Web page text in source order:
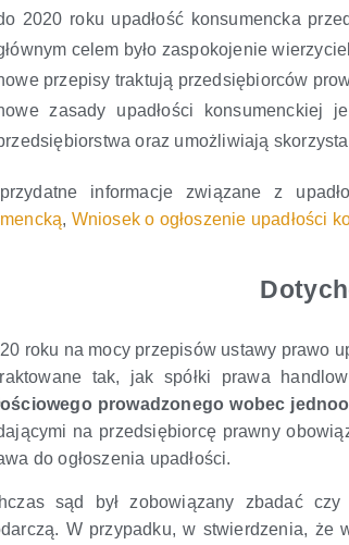
2020 roku upadłość konsumencka
celem było zaspokojenie
przepisy traktują przedsiębiorców
zasady upadłości konsumenckiej
oraz umożliwiają
informacje związane z
, Wniosek o ogłoszenie upadłości
roku na mocy przepisów ustawy prawo
tak, jak spółki prawa
prowadzonego wobec
na przedsiębiorcę prawny
do ogłoszenia upadłości.
sąd był zobowiązany zbadać
W przypadku, w stwierdzenia, że